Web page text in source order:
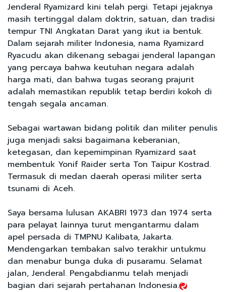
Jenderal Ryamizard kini telah pergi. Tetapi jejaknya
masih tertinggal dalam doktrin, satuan, dan tradisi
tempur TNI Angkatan Darat yang ikut ia bentuk.
Dalam sejarah militer Indonesia, nama Ryamizard
Ryacudu akan dikenang sebagai jenderal lapangan
yang percaya bahwa keutuhan negara adalah
harga mati, dan bahwa tugas seorang prajurit
adalah memastikan republik tetap berdiri kokoh di
tengah segala ancaman.
Sebagai wartawan bidang politik dan militer penulis
juga menjadi saksi bagaimana keberanian,
ketegasan, dan kepemimpinan Ryamizard saat
membentuk Yonif Raider serta Ton Taipur Kostrad.
Termasuk di medan daerah operasi militer serta
tsunami di Aceh.
Saya bersama lulusan AKABRI 1973 dan 1974 serta
para pelayat lainnya turut mengantarmu dalam
apel persada di TMPNU Kalibata, Jakarta.
Mendengarkan tembakan salvo terakhir untukmu
dan menabur bunga duka di pusaramu. Selamat
jalan, Jenderal. Pengabdianmu telah menjadi
bagian dari sejarah pertahanan Indonesia.